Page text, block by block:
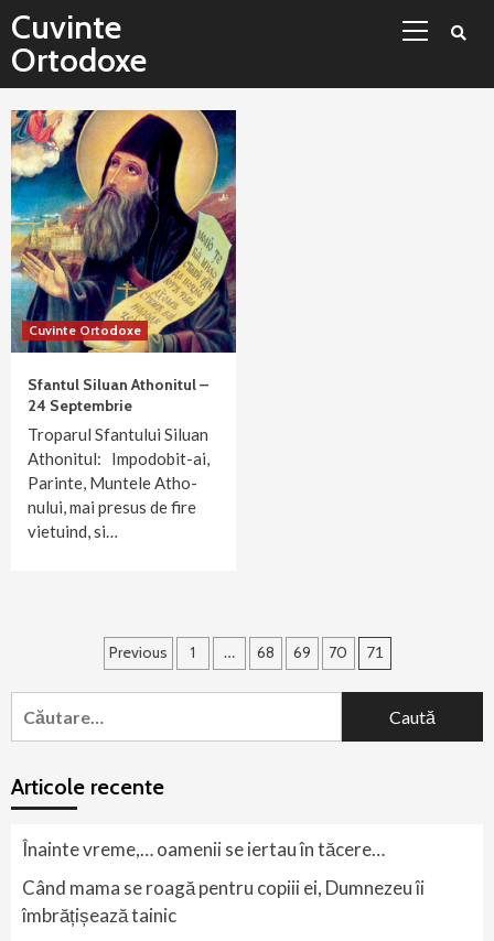
Sari
conținut
Cuvinte
Ortodoxe
Cuvinte Ortodoxe
Sfantul Siluan Athonitul –
24 Septembrie
Troparul Sfantului Siluan
Athonitul: Impodobit-ai,
Parinte, Muntele Atho­
nului, mai presus de fire
vietuind, si…
Navigare
în
articole
Previous 1 … 68 69 70 71
după:
Articole recente
Înainte vreme,… oamenii se iertau în tăcere…
Când mama se roagă pentru copiii ei, Dumnezeu îi
îmbrățișează tainic